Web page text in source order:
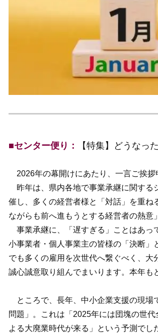
■センター便り： 【特集】どうなっ
2026年の幕開けにあたり、一言ご挨拶
昨年は、県内各地で事業承継に関する
催し、多くの経営者様と「対話」を重
ながらも前へ進もうとする経営者の熱意
事業承継に、「遅すぎる」ことはあっ
小事業者・個人事業主の皆様の「決断」
でも多くの雇用を次世代へ繋ぐべく、大
誠心誠意取り組んでまいります。本年も
ところで、長年、中小企業支援の現場
問題」。これは「2025年には団塊の世
よる大廃業時代が来る」という予測でし